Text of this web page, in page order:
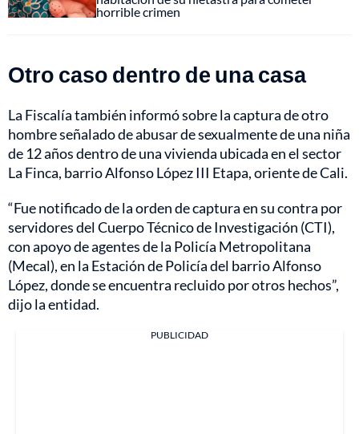
horrible crimen
Otro caso dentro de una casa
La Fiscalía también informó sobre la captura de otro
hombre señalado de abusar de sexualmente de una niña
de 12 años dentro de una vivienda ubicada en el sector
La Finca, barrio Alfonso López III Etapa, oriente de Cali.
“Fue notificado de la orden de captura en su contra por
servidores del Cuerpo Técnico de Investigación (CTI),
con apoyo de agentes de la Policía Metropolitana
(Mecal), en la Estación de Policía del barrio Alfonso
López, donde se encuentra recluido por otros hechos”,
dijo la entidad.
PUBLICIDAD